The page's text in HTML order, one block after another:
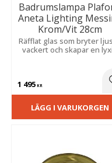
Badrumslampa
Aneta Lighting
Krom/Vit 28cm
Räfflat glas som bryter
vackert och skapar en
med modern funktion i
1 495 KR
LÄGG I VARUKORGEN